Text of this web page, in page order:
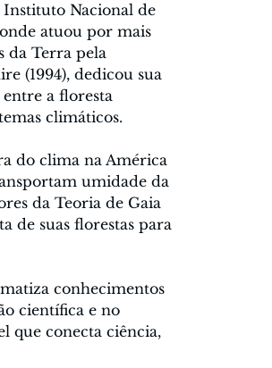
Instituto Nacional de
atuou por mais
da Terra pela
(1994), dedicou sua
a floresta
climáticos.
do clima na América
umidade da
da Teoria de Gaia
de suas florestas para
conhecimentos
científica e no
que conecta ciência,